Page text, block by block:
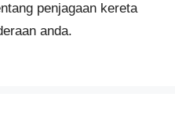
penjagaan kereta
anda.